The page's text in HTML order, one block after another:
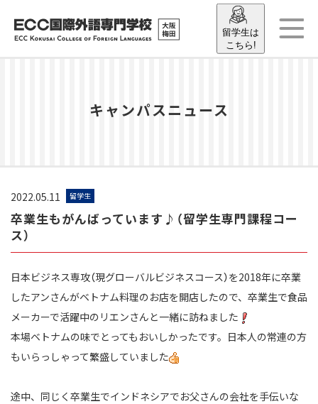
留学生は
こちら!
キャンパスニュース
2022.05.11 留学生
卒業生もがんばっています♪（留学生専門課程コー
ス）
日本ビジネス専攻（現グローバルビジネスコース）を2018年に卒業
したアンさんがベトナム料理のお店を開店したので、 卒業生で食品
メーカーで活躍中のリエンさんと一緒に訪ねました
本場ベトナムの味でとってもおいしかったです。日本人の常連の方
もいらっしゃって繁盛していました
途中、同じく卒業生でインドネシアでお父さんの会社を手伝いな